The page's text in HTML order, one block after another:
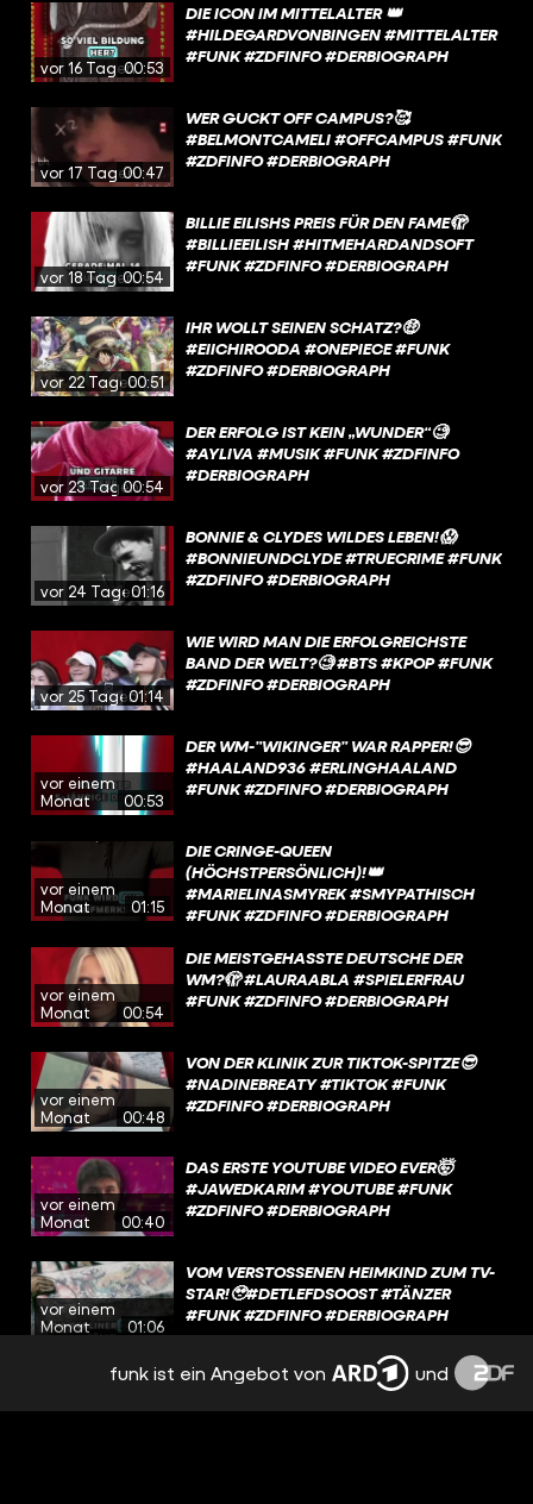
vor 16 Tagen00:53
DIE ICON IM MITTELALTER 👑
#HILDEGARDVONBINGEN #MITTELALTER
#FUNK #ZDFINFO #DERBIOGRAPH
vor 17 Tagen00:47
WER GUCKT OFF CAMPUS?🥰
#BELMONTCAMELI #OFFCAMPUS #FUNK
#ZDFINFO #DERBIOGRAPH
vor 18 Tagen00:54
BILLIE EILISHS PREIS FÜR DEN FAME🫣
#BILLIEEILISH #HITMEHARDANDSOFT
#FUNK #ZDFINFO #DERBIOGRAPH
vor 22 Tagen00:51
IHR WOLLT SEINEN SCHATZ?🤑
#EIICHIROODA #ONEPIECE #FUNK
#ZDFINFO #DERBIOGRAPH
vor 23 Tagen00:54
DER ERFOLG IST KEIN „WUNDER“🧐
#AYLIVA #MUSIK #FUNK #ZDFINFO
#DERBIOGRAPH
vor 24 Tagen01:16
BONNIE & CLYDES WILDES LEBEN!😱
#BONNIEUNDCLYDE #TRUECRIME #FUNK
#ZDFINFO #DERBIOGRAPH
vor 25 Tagen01:14
WIE WIRD MAN DIE ERFOLGREICHSTE
BAND DER WELT?🧐 #BTS #KPOP #FUNK
#ZDFINFO #DERBIOGRAPH
vor einem
Monat
00:53
DER WM-”WIKINGER” WAR RAPPER!😎
#HAALAND936 #ERLINGHAALAND
#FUNK #ZDFINFO #DERBIOGRAPH
vor einem
Monat
01:15
DIE CRINGE-QUEEN
(HÖCHSTPERSÖNLICH)!👑
#MARIELINASMYREK #SMYPATHISCH
#FUNK #ZDFINFO #DERBIOGRAPH
vor einem
Monat
00:54
DIE MEISTGEHASSTE DEUTSCHE DER
WM?🫣 #LAURAABLA #SPIELERFRAU
#FUNK #ZDFINFO #DERBIOGRAPH
vor einem
Monat
00:48
VON DER KLINIK ZUR TIKTOK-SPITZE😎
#NADINEBREATY #TIKTOK #FUNK
#ZDFINFO #DERBIOGRAPH
vor einem
Monat
00:40
DAS ERSTE YOUTUBE VIDEO EVER🤯
#JAWEDKARIM #YOUTUBE #FUNK
#ZDFINFO #DERBIOGRAPH
vor einem
Monat
01:06
VOM VERSTOSSENEN HEIMKIND ZUM TV-S
TAR!🥹#DETLEFDSOOST #TÄNZER #
FUNK #ZDFINFO #DERBIOGRAPH
vor einem
FÜR IHRE KUNST GEHT SIE DURCHS
FEUER! 🔥 #MARINAABRAMOVIC #FUNK
funk ist ein Angebot von und